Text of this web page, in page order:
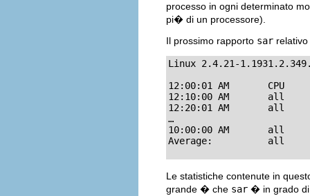
processo in ogni determinato
pi� di un processore).
Il prossimo rapporto sar
Linux 2.4.21-
12:00:01 AM       CPU
12:10:00 AM       all
12:20:01 AM       all
…
10:00:00 AM       all
Average:          all
Le statistiche contenute in
grande � che sar � in grado di